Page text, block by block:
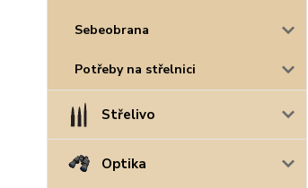
Sebeobrana
Potřeby na střelnici
Střelivo
Optika